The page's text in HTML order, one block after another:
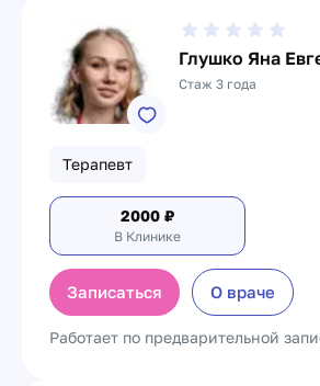
Глушко Яна
Стаж 3 года
Терапевт
2000 ₽
В Клинике
Записаться О враче
Работает по предварительной